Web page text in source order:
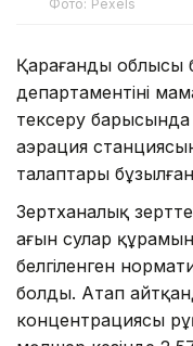
Фото: Pexels
Қарағанды облысы
департаментінің
тексеру
аэрация
талаптары
Зертханалық
ағын сулар
белгіленген
болды. Атап
концентрациясы